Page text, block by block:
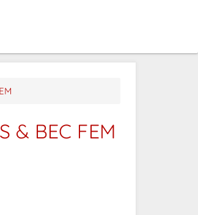
& BEC FEM